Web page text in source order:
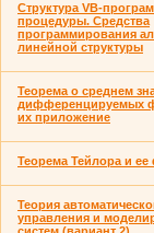
Структура VB-
процедуры. Средства
программирования
линейной структуры
Теорема о среднем
дифференцируемых
их приложение
Теорема Тейлора и
Теория
управления и